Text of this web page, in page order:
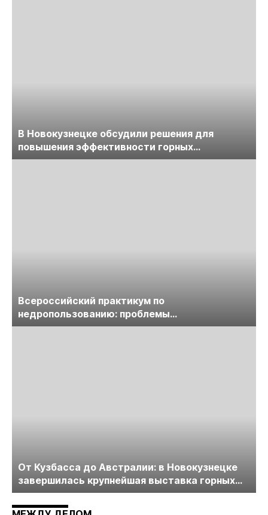
В Новокузнецке обсудили решения для
повышения эффективности горных
предприятий
Всероссийский практикум по
недропользованию: проблемы
лицензирования, цифровизации, экспертизы
От Кузбасса до Австралии: в Новокузнецке
завершилась крупнейшая выставка горных
технологий «Недра России. Уголь России и
Майнинг»